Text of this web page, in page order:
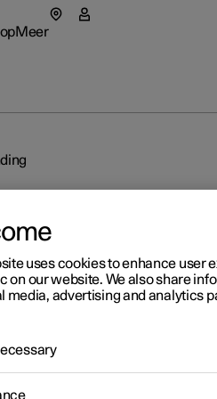
Meer
auto’s
auto’s
Polestar 3
4 SUV
evenement
aanvragen
in een nieuw
Bluetooth
uses cookies to enhance user
on our website. We also share
media, advertising and analytics